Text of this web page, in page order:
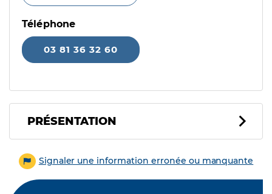
Téléphone
03 81 36 32 60
PRÉSENTATION
Signaler une information erronée ou manquante